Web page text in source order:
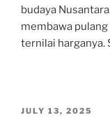
budaya
membawa
ternilai harganya.
POSTED
JULY 13, 2025